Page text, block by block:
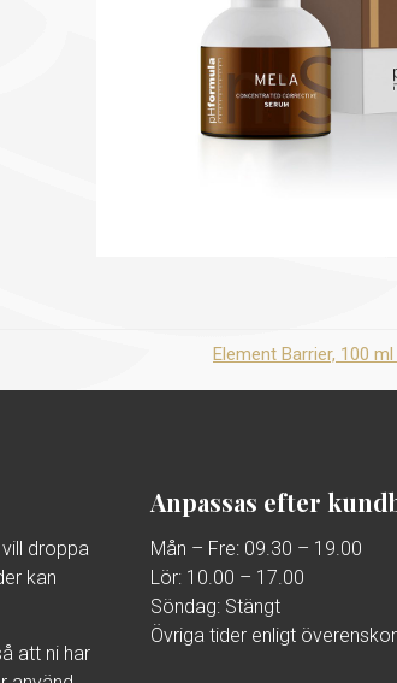
Element Barrier, 100
droppa
kan
att ni har
använd
Anpassas efter
Mån – Fre: 09.30 – 19.00
Lör: 10.00 – 17.00
Söndag: Stängt
Övriga tider enligt